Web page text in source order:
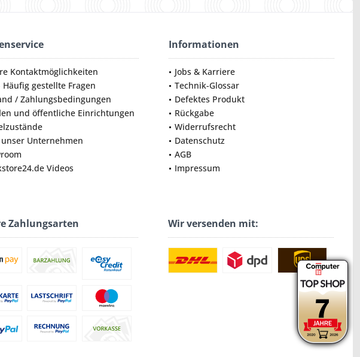
Kontaktmöglichkeiten
Häufig gestellte Fragen
/ Zahlungsbedingungen
und öffentliche Einrichtungen
Unternehmen
Videos
Informationen
Jobs & Karriere
Technik-Glossar
Defektes Produkt
Rückgabe
Widerrufsrecht
Datenschutz
AGB
Impressum
Zahlungsarten Wir versenden mit: